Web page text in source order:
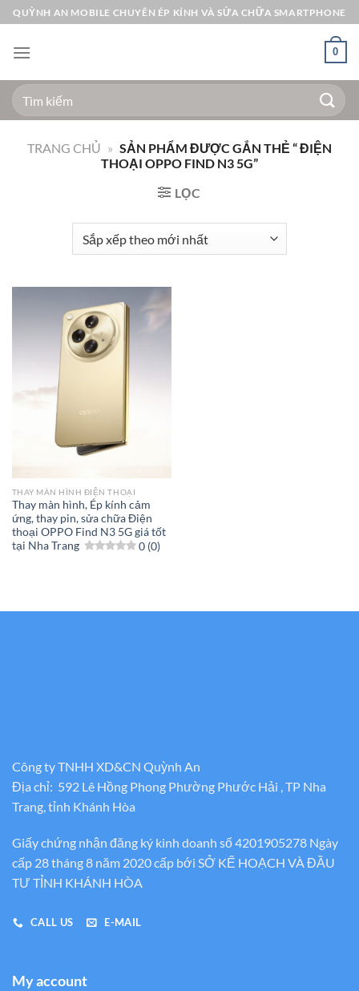
Bỏ
qua
nội
QUỲNH AN MOBILE CHUYÊN ÉP KÍNH VÀ SỬA CHỮA SMARTPHONE
0
Tìm
kiếm:
TRANG CHỦ » SẢN PHẨM ĐƯỢC GẮN THẺ “ ĐIỆN
THOẠI OPPO FIND N3 5G”
LỌC
THAY MÀN HÌNH ĐIỆN THOẠI
Thay màn hình, Ép kính cảm
ứng, thay pin, sửa chữa Điện
thoại OPPO Find N3 5G giá tốt
tại Nha Trang
0 (0)
Công ty TNHH XD&CN Quỳnh An
Địa chỉ: 592 Lê Hồng Phong Phường Phước Hải , TP Nha
Trang, tỉnh Khánh Hòa
Giấy chứng nhận đăng ký kinh doanh số 4201905278 Ngày
cấp 28 tháng 8 năm 2020 cấp bới SỞ KẾ HOẠCH VÀ ĐẦU
TƯ TỈNH KHÁNH HÒA
CALL US E-MAIL
My account